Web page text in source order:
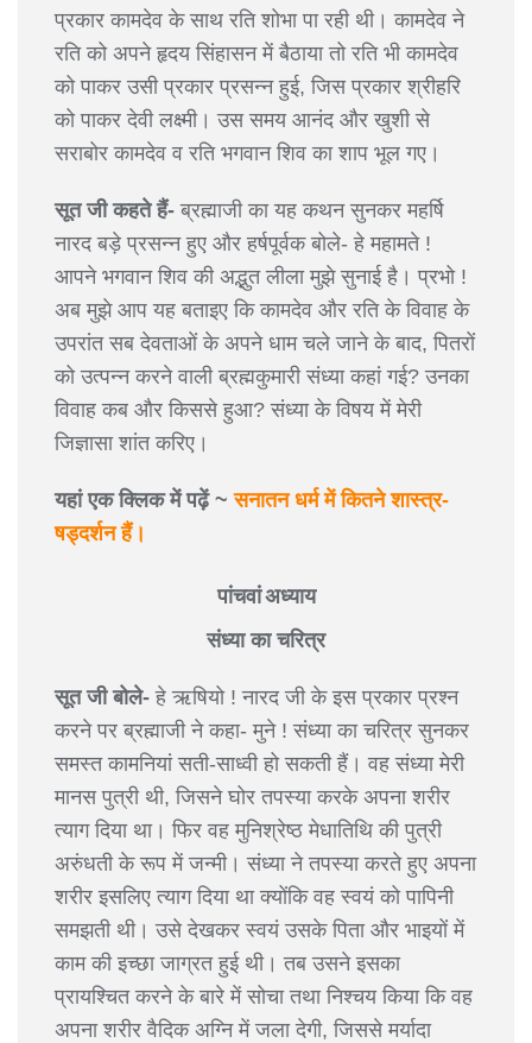
प्रकार कामदेव के साथ रति शोभा पा रही थी। कामदेव ने
रति को अपने हृदय सिंहासन में बैठाया तो रति भी कामदेव
को पाकर उसी प्रकार प्रसन्न हुई, जिस प्रकार श्रीहरि
को पाकर देवी लक्ष्मी। उस समय आनंद और खुशी से
सराबोर कामदेव व रति भगवान शिव का शाप भूल गए।
सूत जी कहते हैं- ब्रह्माजी का यह कथन सुनकर महर्षि
नारद बड़े प्रसन्न हुए और हर्षपूर्वक बोले- हे महामते !
आपने भगवान शिव की अद्भुत लीला मुझे सुनाई है। प्रभो !
अब मुझे आप यह बताइए कि कामदेव और रति के विवाह के
उपरांत सब देवताओं के अपने धाम चले जाने के बाद, पितरों
को उत्पन्न करने वाली ब्रह्मकुमारी संध्या कहां गई? उनका
विवाह कब और किससे हुआ? संध्या के विषय में मेरी
जिज्ञासा शांत करिए।
यहां एक क्लिक में पढ़ें ~सनातन धर्म में कितने शास्त्र-
षड्दर्शन हैं।
पांचवां अध्याय
संध्या का चरित्र
सूत जी बोले- हे ऋषियो ! नारद जी के इस प्रकार प्रश्न
करने पर ब्रह्माजी ने कहा- मुने ! संध्या का चरित्र सुनकर
समस्त कामनियां सती-साध्वी हो सकती हैं। वह संध्या मेरी
मानस पुत्री थी, जिसने घोर तपस्या करके अपना शरीर
त्याग दिया था। फिर वह मुनिश्रेष्ठ मेधातिथि की पुत्री
अरुंधती के रूप में जन्मी। संध्या ने तपस्या करते हुए अपना
शरीर इसलिए त्याग दिया था क्योंकि वह स्वयं को पापिनी
समझती थी। उसे देखकर स्वयं उसके पिता और भाइयों में
काम की इच्छा जाग्रत हुई थी। तब उसने इसका
प्रायश्चित करने के बारे में सोचा तथा निश्चय किया कि वह
अपना शरीर वैदिक अग्नि में जला देगी, जिससे मर्यादा